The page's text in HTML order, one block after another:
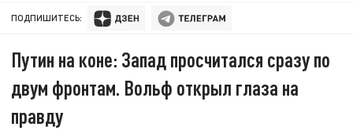
ПОДПИШИТЕСЬ:
Путин на коне: Запад просчитался сразу по
двум фронтам. Вольф открыл глаза на
правду